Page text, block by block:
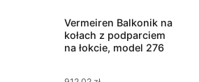
Vermeiren Balkonik na
kołach z podparciem
na łokcie, model 276